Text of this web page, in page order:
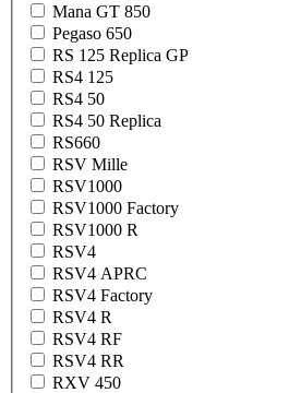
Mana GT 850
Pegaso 650
RS 125 Replica GP
RS4 125
RS4 50
RS4 50 Replica
RS660
RSV Mille
RSV1000
RSV1000 Factory
RSV1000 R
RSV4
RSV4 APRC
RSV4 Factory
RSV4 R
RSV4 RF
RSV4 RR
RXV 450